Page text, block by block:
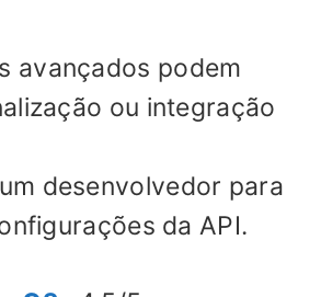
avançados podem
ou integração
desenvolvedor para
da API.